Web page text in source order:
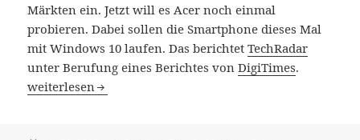
Märkten ein. Jetzt will es Acer noch einmal
probieren. Dabei sollen die Smartphone dieses Mal
mit Windows 10 laufen. Das berichtetTechRadar
unter Berufung eines Berichtes vonDigiTimes.
Acer will eine Reihe von Windows 10 Smartphones
weiterlesen